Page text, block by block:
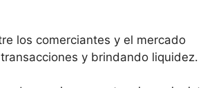
los comerciantes y el mercado
y brindando liquidez.